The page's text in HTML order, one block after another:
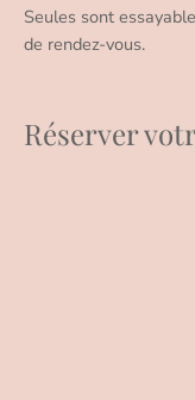
Seules sont
de rendez-vous.
Réserver